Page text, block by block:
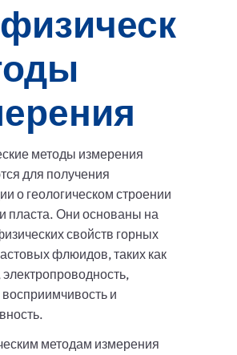
методы измерения
для получения
о геологическом строении
пласта. Они основаны на
свойств горных
флюидов, таких как
электропроводность,
и
методам измерения